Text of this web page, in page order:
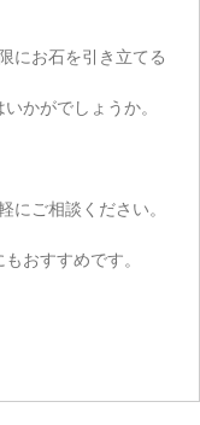
にお石を引き立てる
かがでしょうか。
にご相談ください。
おすすめです。